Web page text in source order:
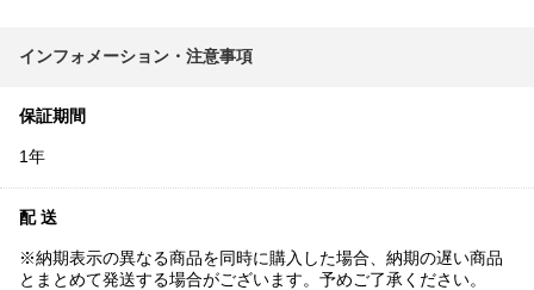
インフォメーション・注意事項
保証期間
1年
配 送
※納期表示の異なる商品を同時に購入した場合、納期の遅い商品
とまとめて発送する場合がございます。予めご了承ください。